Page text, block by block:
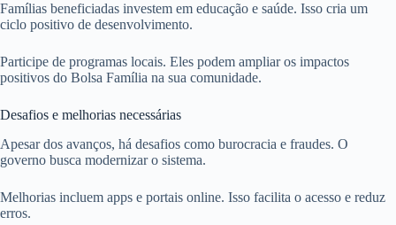
Famílias beneficiadas investem em educação e saúde. Isso cria um
ciclo positivo de desenvolvimento.
Participe de programas locais. Eles podem ampliar os impactos
positivos do Bolsa Família na sua comunidade.
Desafios e melhorias necessárias
Apesar dos avanços, há desafios como burocracia e fraudes. O
governo busca modernizar o sistema.
Melhorias incluem apps e portais online. Isso facilita o acesso e reduz
erros.